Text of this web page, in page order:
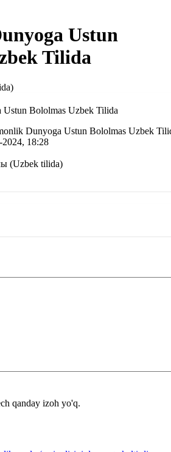
Ustun
Tilida
Dunyoga Ustun Bololmas Uzbek
18:28
(Uzbek tilida)
qanday izoh yo'q.